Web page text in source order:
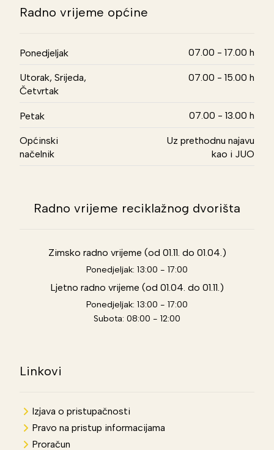
Radno vrijeme općine
Ponedjeljak 07.00 - 17.00 h
Utorak, Srijeda,
Četvrtak
07.00 - 15.00 h
Petak 07.00 - 13.00 h
Općinski
načelnik
Uz prethodnu najavu
kao i JUO
Radno vrijeme reciklažnog dvorišta
Zimsko radno vrijeme (od 01.11. do 01.04.)
Ponedjeljak: 13:00 - 17:00
Ljetno radno vrijeme (od 01.04. do 01.11.)
Ponedjeljak: 13:00 - 17:00
Subota: 08:00 - 12:00
Linkovi
Izjava o pristupačnosti
Pravo na pristup informacijama
Proračun